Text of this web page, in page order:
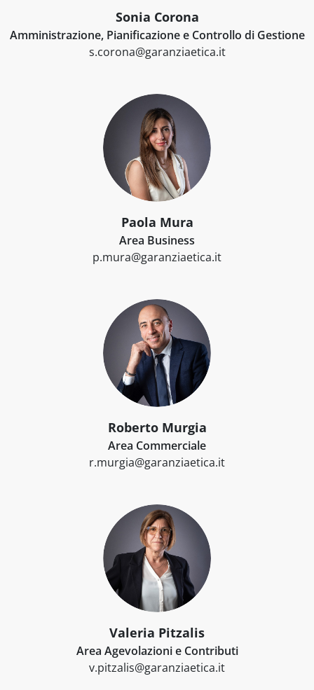
Sonia Corona
Amministrazione, Pianificazione e Controllo di Gestione
s.corona@garanziaetica.it
Paola Mura
Area Business
p.mura@garanziaetica.it
Roberto Murgia
Area Commerciale
r.murgia@garanziaetica.it
Valeria Pitzalis
Area Agevolazioni e Contributi
v.pitzalis@garanziaetica.it